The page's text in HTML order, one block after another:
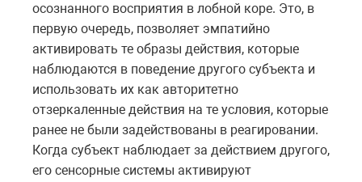
осознанного восприятия в лобной коре. Это, в
первую очередь, позволяет эмпатийно
активировать те образы действия, которые
наблюдаются в поведение другого субъекта и
использовать их как авторитетно
отзеркаленные действия на те условия, которые
ранее не были задействованы в реагировании.
Когда субъект наблюдает за действием другого,
его сенсорные системы активируют